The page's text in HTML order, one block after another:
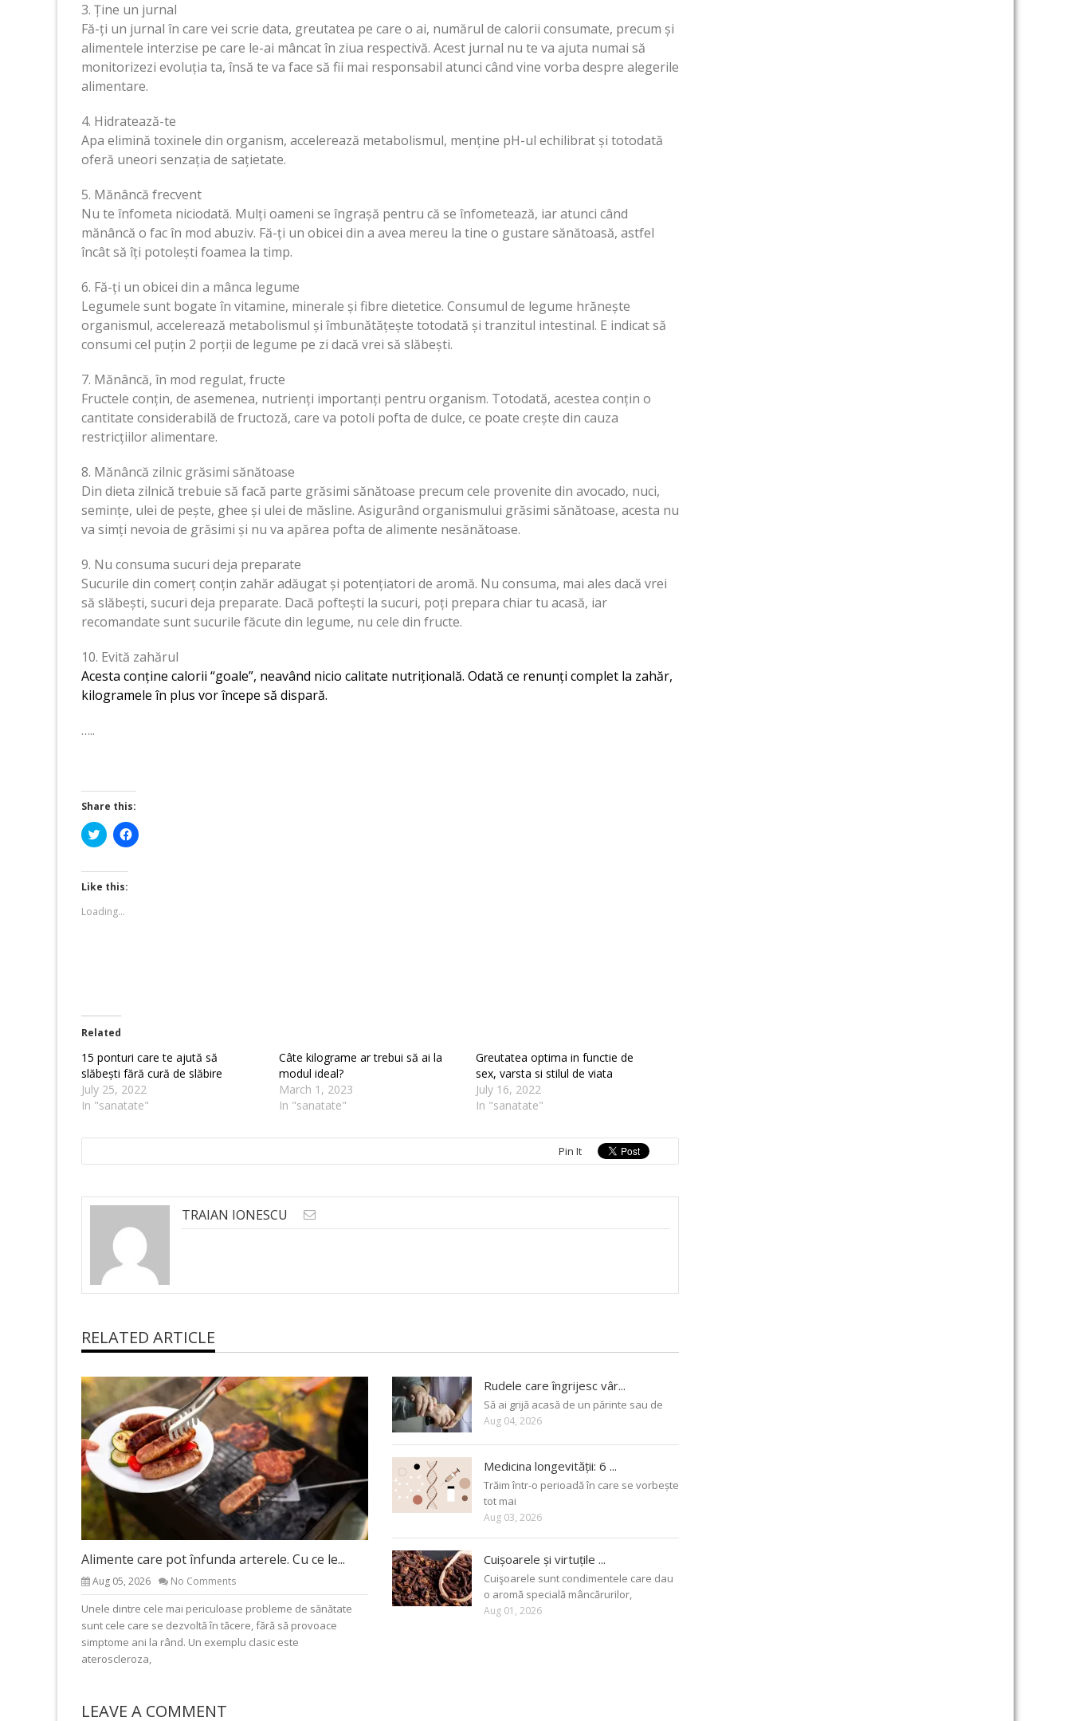
3. Ține un jurnal
Fă-ți un jurnal în care vei scrie data, greutatea pe care o ai, numărul de calorii consumate, precum și
alimentele interzise pe care le-ai mâncat în ziua respectivă. Acest jurnal nu te va ajuta numai să
monitorizezi evoluția ta, însă te va face să fii mai responsabil atunci când vine vorba despre alegerile
alimentare.
4. Hidratează-te
Apa elimină toxinele din organism, accelerează metabolismul, menține pH-ul echilibrat și totodată
oferă uneori senzația de sațietate.
5. Mănâncă frecvent
Nu te înfometa niciodată. Mulți oameni se îngrașă pentru că se înfometează, iar atunci când
mănâncă o fac în mod abuziv. Fă-ți un obicei din a avea mereu la tine o gustare sănătoasă, astfel
încât să îți potolești foamea la timp.
6. Fă-ți un obicei din a mânca legume
Legumele sunt bogate în vitamine, minerale și fibre dietetice. Consumul de legume hrănește
organismul, accelerează metabolismul și îmbunătățește totodată și tranzitul intestinal. E indicat să
consumi cel puțin 2 porții de legume pe zi dacă vrei să slăbești.
7. Mănâncă, în mod regulat, fructe
Fructele conțin, de asemenea, nutrienți importanți pentru organism. Totodată, acestea conțin o
cantitate considerabilă de fructoză, care va potoli pofta de dulce, ce poate crește din cauza
restricțiilor alimentare.
8. Mănâncă zilnic grăsimi sănătoase
Din dieta zilnică trebuie să facă parte grăsimi sănătoase precum cele provenite din avocado, nuci,
semințe, ulei de pește, ghee și ulei de măsline. Asigurând organismului grăsimi sănătoase, acesta nu
va simți nevoia de grăsimi și nu va apărea pofta de alimente nesănătoase.
9. Nu consuma sucuri deja preparate
Sucurile din comerț conțin zahăr adăugat și potențiatori de aromă. Nu consuma, mai ales dacă vrei
să slăbești, sucuri deja preparate. Dacă poftești la sucuri, poți prepara chiar tu acasă, iar
recomandate sunt sucurile făcute din legume, nu cele din fructe.
10. Evită zahărul
Acesta conține calorii “goale”, neavând nicio calitate nutrițională. Odată ce renunți complet la zahăr,
kilogramele în plus vor începe să dispară.
…..
Share this:
Click
to
Twitter
(Opens
in
new
window)
Click
to
Like this:
Loading...
Related
15 ponturi care te ajută să
slăbești fără cură de slăbire
July 25, 2022
In "sanatate"
Câte kilograme ar trebui să ai la
modul ideal?
March 1, 2023
In "sanatate"
Greutatea optima in functie de
sex, varsta si stilul de viata
July 16, 2022
In "sanatate"
Pin It
TRAIAN IONESCU
RELATED ARTICLE
Alimente care pot înfunda arterele. Cu ce le...
Aug 05, 2026 No Comments
Unele dintre cele mai periculoase probleme de sănătate
sunt cele care se dezvoltă în tăcere, fără să provoace
simptome ani la rând. Un exemplu clasic este
ateroscleroza,
Rudele care îngrijesc vâr...
Să ai grijă acasă de un părinte sau de
Aug 04, 2026
Medicina longevității: 6 ...
Trăim într-o perioadă în care se vorbește
tot mai
Aug 03, 2026
Cuișoarele și virtuțile ...
Cuişoarele sunt condimentele care dau
o aromă specială mâncărurilor,
Aug 01, 2026
LEAVE A COMMENT